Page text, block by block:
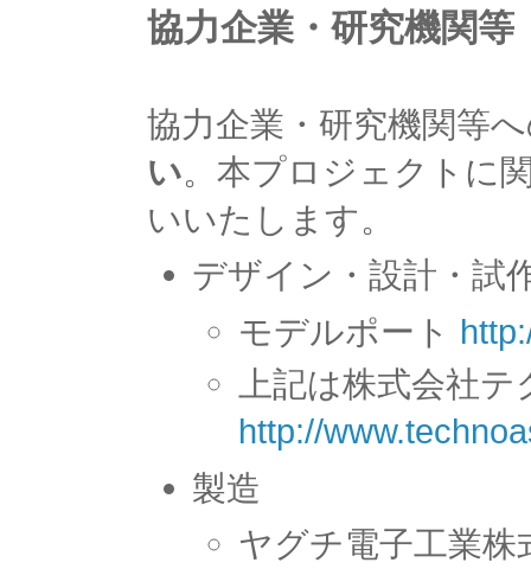
協力企業・研究機関等
協力企業・研究機関等
い。本プロジェクトに
いいたします。
デザイン・設計・試
モデルポート
上記は株式会社
http://
製造
ヤグチ電子工業